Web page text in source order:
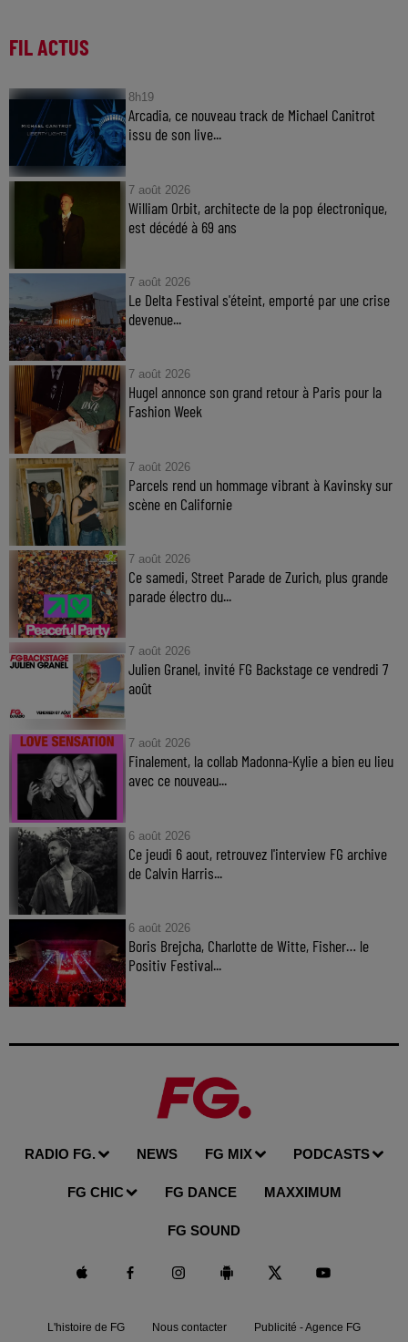
FIL ACTUS
8h19
Arcadia, ce nouveau track de Michael Canitrot
issu de son live...
7 août 2026
William Orbit, architecte de la pop électronique,
est décédé à 69 ans
7 août 2026
Le Delta Festival s'éteint, emporté par une crise
devenue...
7 août 2026
Hugel annonce son grand retour à Paris pour la
Fashion Week
7 août 2026
Parcels rend un hommage vibrant à Kavinsky sur
scène en Californie
7 août 2026
Ce samedi, Street Parade de Zurich, plus grande
parade électro du...
7 août 2026
Julien Granel, invité FG Backstage ce vendredi 7
août
7 août 2026
Finalement, la collab Madonna-Kylie a bien eu lieu
avec ce nouveau...
6 août 2026
Ce jeudi 6 aout, retrouvez l'interview FG archive
de Calvin Harris...
6 août 2026
Boris Brejcha, Charlotte de Witte, Fisher… le
Positiv Festival...
RADIO FG. NEWS FG MIX PODCASTS
FG CHIC FG DANCE MAXXIMUM
FG SOUND
L'histoire de FG Nous contacter Publicité - Agence FG